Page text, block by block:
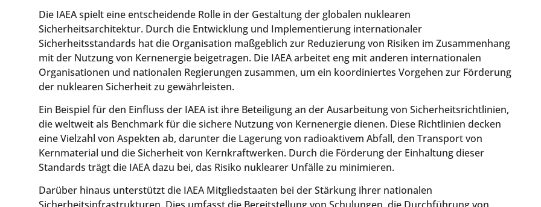
Die IAEA spielt eine entscheidende Rolle in der Gestaltung der globalen nuklearen
Sicherheitsarchitektur. Durch die Entwicklung und Implementierung internationaler
Sicherheitsstandards hat die Organisation maßgeblich zur Reduzierung von Risiken im Zusammenhang
mit der Nutzung von Kernenergie beigetragen. Die IAEA arbeitet eng mit anderen internationalen
Organisationen und nationalen Regierungen zusammen, um ein koordiniertes Vorgehen zur Förderung
der nuklearen Sicherheit zu gewährleisten.
Ein Beispiel für den Einfluss der IAEA ist ihre Beteiligung an der Ausarbeitung von Sicherheitsrichtlinien,
die weltweit als Benchmark für die sichere Nutzung von Kernenergie dienen. Diese Richtlinien decken
eine Vielzahl von Aspekten ab, darunter die Lagerung von radioaktivem Abfall, den Transport von
Kernmaterial und die Sicherheit von Kernkraftwerken. Durch die Förderung der Einhaltung dieser
Standards trägt die IAEA dazu bei, das Risiko nuklearer Unfälle zu minimieren.
Darüber hinaus unterstützt die IAEA Mitgliedstaaten bei der Stärkung ihrer nationalen